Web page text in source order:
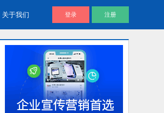
酷播V4 | 免费视频播放器
帮助用户通过代码直接调用视频文
件进放播放
宣传，提升企业形象
关于我们 登录 注册